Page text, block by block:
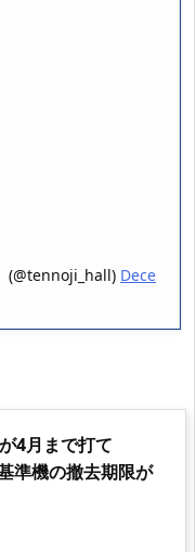
(@tennoji_hall) Dece
4月まで打て
準機の撤去期限が